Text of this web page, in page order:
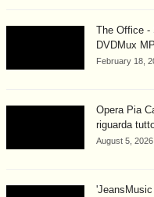
The Office -
DVDMux
February 18,
Opera Pia
riguarda
August 5,